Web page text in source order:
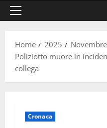
Menu
Home
2025 Novembre
Poliziotto muore in
collega
Cronaca